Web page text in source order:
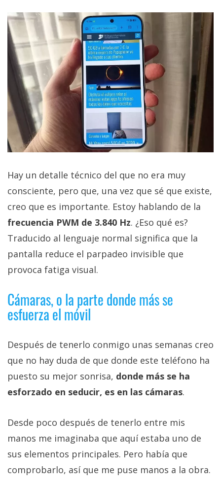
Hay un detalle técnico del que no era muy
consciente, pero que, una vez que sé que existe,
creo que es importante. Estoy hablando de la
frecuencia PWM de 3.840 Hz. ¿Eso qué es?
Traducido al lenguaje normal significa que la
pantalla reduce el parpadeo invisible que
provoca fatiga visual.
Cámaras, o la parte donde más se
esfuerza el móvil
Después de tenerlo conmigo unas semanas creo
que no hay duda de que donde este teléfono ha
puesto su mejor sonrisa, donde más se ha
esforzado en seducir, es en las cámaras.
Desde poco después de tenerlo entre mis
manos me imaginaba que aquí estaba uno de
sus elementos principales. Pero había que
comprobarlo, así que me puse manos a la obra.